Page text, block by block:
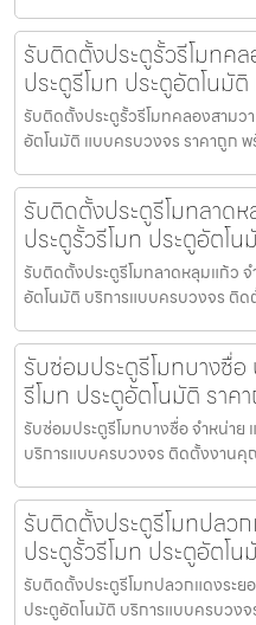
รับติดตั้งประตูรั้วรีโมทค
ประตูรีโมท ประตูอัตโนมั
รับติดตั้งประตูรั้วรีโมทคลองสามว
อัตโนมัติ แบบครบวงจร ราคาถูก
รับติดตั้งประตูรีโมทลาด
ประตูรั้วรีโมท ประตูอัตโ
รับติดตั้งประตูรีโมทลาดหลุมแก้ว จ
อัตโนมัติ บริการแบบครบวงจร ติ
รับซ่อมประตูรีโมทบางซื่
รีโมท ประตูอัตโนมัติ ราค
รับซ่อมประตูรีโมทบางซื่อ จำหน่าย
บริการแบบครบวงจร ติดตั้งงานคุ
รับติดตั้งประตูรีโมทปลว
ประตูรั้วรีโมท ประตูอัตโ
รับติดตั้งประตูรีโมทปลวกแดงระย
ประตูอัตโนมัติ บริการแบบครบวง